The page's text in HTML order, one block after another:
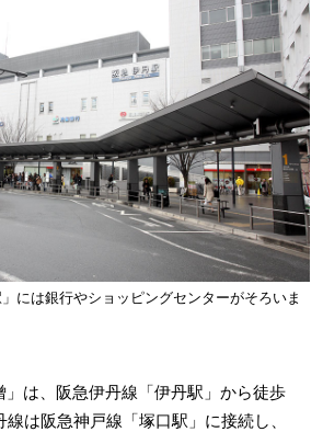
には銀行やショッピングセンターがそろいま
」は、阪急伊丹線「伊丹駅」から徒歩
線は阪急神戸線「塚口駅」に接続し、